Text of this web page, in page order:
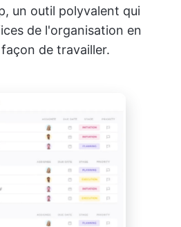
un outil polyvalent qui
de l'organisation en
de travailler.